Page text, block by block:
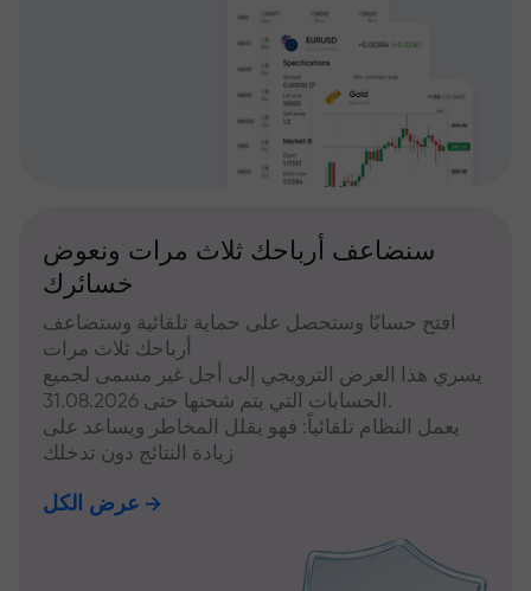
سنضاعف أرباحك ثلاث مرات ونعوض
خسائرك
افتح حسابًا وستحصل على حماية تلقائية وستضاعف
أرباحك ثلاث مرات
يسري هذا العرض الترويجي إلى أجل غير مسمى لجميع
الحسابات التي يتم شحنها حتى 31.08.2026.
يعمل النظام تلقائياً: فهو يقلل المخاطر ويساعد على
زيادة النتائج دون تدخلك
عرض الكل